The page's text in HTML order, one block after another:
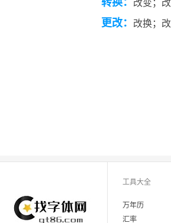
转换： 改变；
更改： 改换；
工具大全
万年历
汇率